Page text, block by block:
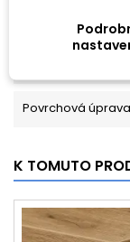
Vlastnosti
Povrchová úprava
K TOMUTO